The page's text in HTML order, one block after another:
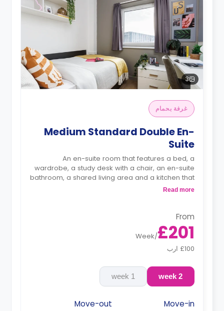
3
غرفة بحمام
Medium Standard Double En-
Suite
An en-suite room that features a bed, a
wardrobe, a study desk with a chair, an en-suite
bathroom, a shared living area and a kitchen that
has a fridge and a microwave.
Read more
From
£201
/
Week
£100 ارب
2 week
1 week
Move-in
Move-out